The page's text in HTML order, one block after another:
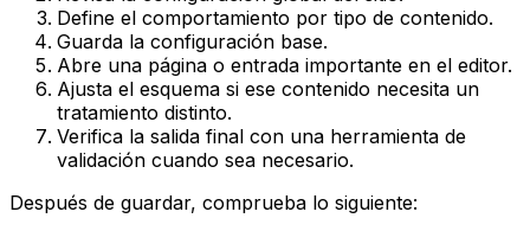
Define el comportamiento por tipo de contenido.
Guarda la configuración base.
Abre una página o entrada importante en el editor.
Ajusta el esquema si ese contenido necesita un
tratamiento distinto.
Verifica la salida final con una herramienta de
validación cuando sea necesario.
Después de guardar, comprueba lo siguiente: